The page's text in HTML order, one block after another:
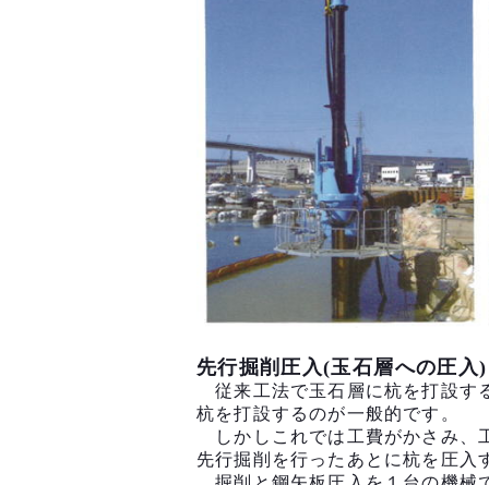
先行掘削圧入(玉石層への圧入)
従来工法で玉石層に杭を打設す
杭を打設するのが一般的です。
しかしこれでは工費がかさみ、
先行掘削を行ったあとに杭を圧入